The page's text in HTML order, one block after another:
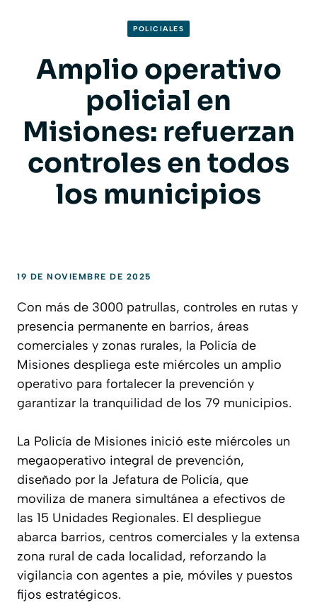
POLICIALES
Amplio operativo
policial en
Misiones: refuerzan
controles en todos
los municipios
19 DE NOVIEMBRE DE 2025
Con más de 3000 patrullas, controles en rutas y
presencia permanente en barrios, áreas
comerciales y zonas rurales, la Policía de
Misiones despliega este miércoles un amplio
operativo para fortalecer la prevención y
garantizar la tranquilidad de los 79 municipios.
La Policía de Misiones inició este miércoles un
megaoperativo integral de prevención,
diseñado por la Jefatura de Policía, que
moviliza de manera simultánea a efectivos de
las 15 Unidades Regionales. El despliegue
abarca barrios, centros comerciales y la extensa
zona rural de cada localidad, reforzando la
vigilancia con agentes a pie, móviles y puestos
fijos estratégicos.